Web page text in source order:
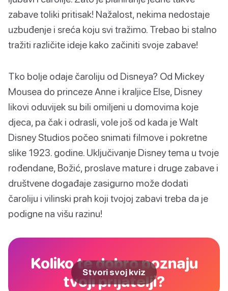
zabave toliki pritisak! Nažalost, nekima nedostaje
uzbuđenje i sreća koju svi tražimo. Trebao bi stalno
tražiti različite ideje kako začiniti svoje zabave!
Tko bolje odaje čaroliju od Disneya? Od Mickey
Mousea do princeze Anne i kraljice Else, Disney
likovi oduvijek su bili omiljeni u domovima koje
djeca, pa čak i odrasli, vole još od kada je Walt
Disney Studios počeo snimati filmove i pokretne
slike 1923. godine. Uključivanje Disney tema u tvoje
rođendane, Božić, proslave mature i druge zabave i
društvene događaje zasigurno može dodati
čaroliju i vilinski prah koji tvojoj zabavi treba da je
podigne na višu razinu!
Koliko te dobro poznaju
tvoji prijatelji?
Stvori svoj kviz